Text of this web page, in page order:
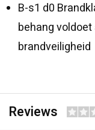
B-s1 d0
behang
brandveiligheid
Reviews